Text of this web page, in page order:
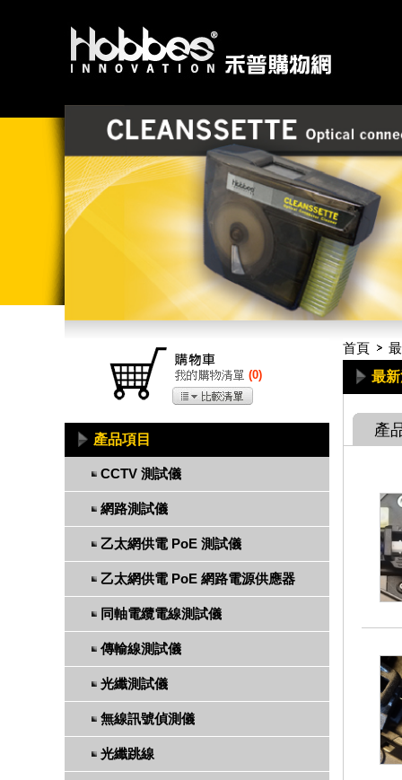
首頁
最
產
(0)
產品項目
CCTV 測試儀
網路測試儀
乙太網供電 PoE 測試儀
乙太網供電 PoE 網路電源供應器
同軸電纜電線測試儀
傳輸線測試儀
光纖測試儀
無線訊號偵測儀
光纖跳線